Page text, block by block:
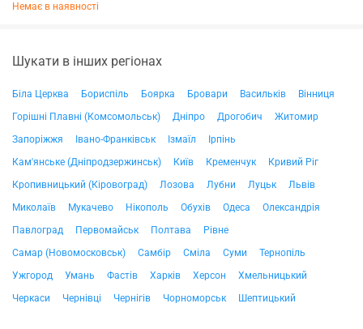
Немає в наявності
Шукати в інших регіонах
Біла Церква Бориспіль Боярка Бровари Васильків
Вінниця
Горішні Плавні (Комсомольськ)
Дніпро Дрогобич
Житомир
Запоріжжя
Івано-Франківськ Ізмаїл
Ірпінь
Кам'янське (Дніпродзержинськ)
Київ Кременчук
Кривий Ріг
Кропивницький (Кіровоград)
Лозова Лубни Луцьк
Львів
Миколаїв
Мукачево Нікополь Обухів Одеса
Олександрія
Павлоград
Первомайськ Полтава
Рівне
Самар (Новомосковськ)
Самбір Сміла Суми
Тернопіль
Ужгород
Умань Фастів Харків Херсон
Хмельницький
Черкаси
Чернівці Чернігів Чорноморськ Шептицький